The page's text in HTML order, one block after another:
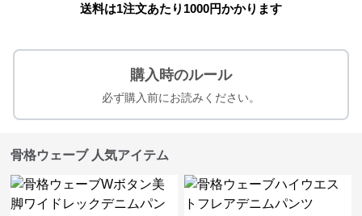
送料は1注文あたり 1000円かかります
購入時のルール
必ず購入前にお読みください。
骨格ウェーブ 人気アイテム